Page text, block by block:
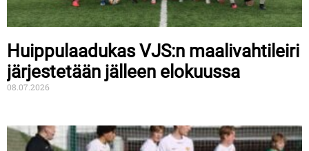
Huippulaadukas VJS:n maalivahtileiri
järjestetään jälleen elokuussa
08.07.2026